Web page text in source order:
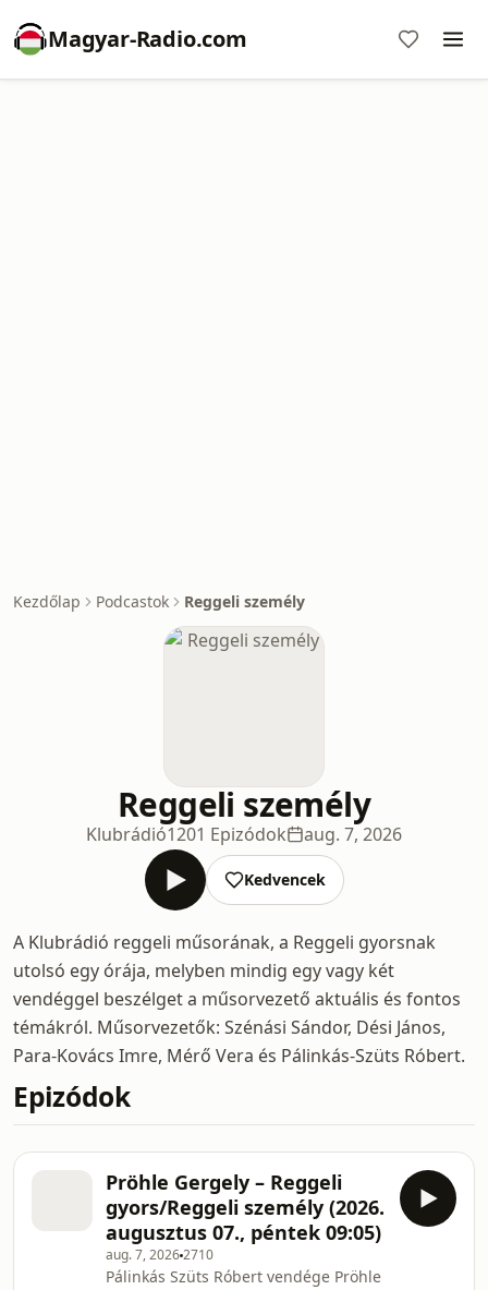
Magyar-Radio.com
Kezdőlap Podcastok Reggeli személy
Reggeli személy
Klubrádió1201 Epizódok aug. 7, 2026
Kedvencek
A Klubrádió reggeli műsorának, a Reggeli gyorsnak
utolsó egy órája, melyben mindig egy vagy két
vendéggel beszélget a műsorvezető aktuális és fontos
témákról. Műsorvezetők: Szénási Sándor, Dési János,
Para-Kovács Imre, Mérő Vera és Pálinkás-Szüts Róbert.
Epizódok
Pröhle Gergely – Reggeli
gyors/Reggeli személy (2026.
augusztus 07., péntek 09:05)
aug. 7, 20262710
Pálinkás Szüts Róbert vendége Pröhle